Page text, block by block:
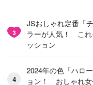
3
JSおしゃれ定番「
ラーが人気！ これ
ッション
2024年の色「ハロ
ョン！ おしゃれ女